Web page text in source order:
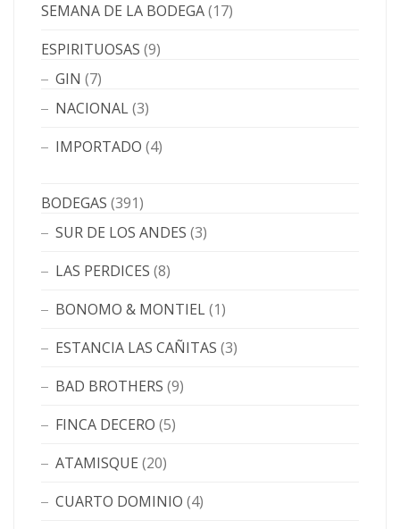
SEMANA DE LA BODEGA(17)
ESPIRITUOSAS (9)
GIN (7)
NACIONAL(3)
IMPORTADO (4)
BODEGAS (391)
SUR DE LOS ANDES (3)
LAS PERDICES (8)
BONOMO & MONTIEL(1)
ESTANCIA LAS CAÑITAS (3)
BAD BROTHERS (9)
FINCA DECERO (5)
ATAMISQUE (20)
CUARTO DOMINIO (4)